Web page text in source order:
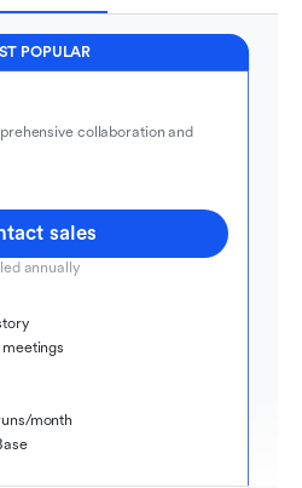
POPULAR
collaboration and
sales
annually
month